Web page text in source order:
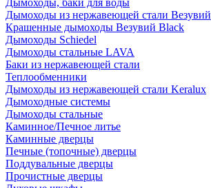
Дымоходы, баки для воды
Дымоходы из нержавеющей стали Везувий
Крашенные дымоходы Везувий Black
Дымоходы Schiedel
Дымоходы стальные LAVA
Баки из нержавеющей стали
Теплообменники
Дымоходы из нержавеющей стали Keralux
Дымоходные системы
Дымоходы стальные
Каминное/Печное литье
Каминные дверцы
Печные (топочные) дверцы
Поддувальные дверцы
Прочистные дверцы